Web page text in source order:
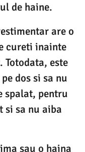
de haine.
are o
cureti inainte
Totodata, este
dos si sa nu
spalat, pentru
si sa nu aiba
sau o haina